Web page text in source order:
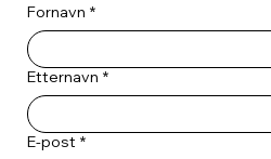
Fornavn *
Etternavn *
E-post *